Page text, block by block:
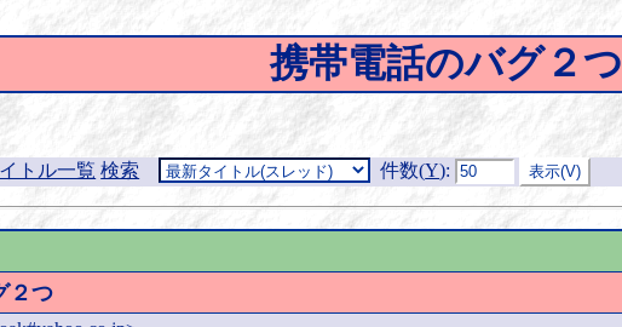
携帯電話のバグ２つ
トル一覧 検索 件数(Y):
２つ